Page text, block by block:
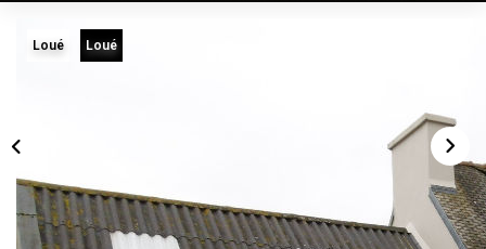
Nos Équipes
Loué Loué